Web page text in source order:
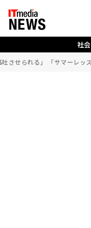
社
吐させられる」 「サマーレッ